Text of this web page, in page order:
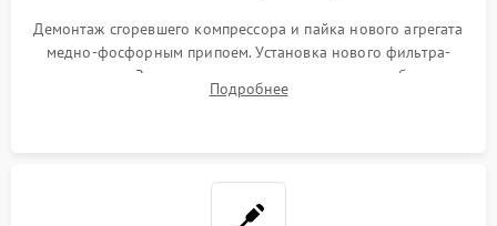
Демонтаж сгоревшего компрессора и пайка нового агрегата
медно-фосфорным припоем. Установка нового фильтра-
осушителя. Замена изношенных вентиляторов обдува,
сломанных заслонок или поврежденных дверных петель.
Подробнее